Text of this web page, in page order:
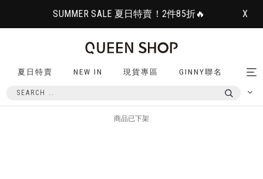
SUMMER SALE 夏日特賣！2件85折🔥 X
夏日特賣 NEW IN 現貨專區 GINNY聯名
商品已下架